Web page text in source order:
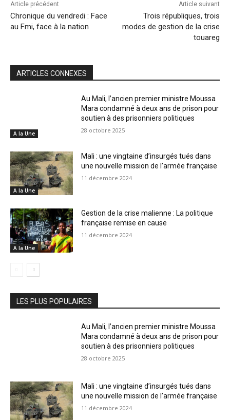
Article précédent
Chronique du vendredi : Face
au Fmi, face à la nation
Article suivant
Trois républiques, trois
modes de gestion de la crise
touareg
ARTICLES CONNEXES
A la Une
Au Mali, l’ancien premier ministre Moussa
Mara condamné à deux ans de prison pour
soutien à des prisonniers politiques
28 octobre 2025
A la Une
Mali : une vingtaine d’insurgés tués dans
une nouvelle mission de l’armée française
11 décembre 2024
A la Une
Gestion de la crise malienne : La politique
française remise en cause
11 décembre 2024
LES PLUS POPULAIRES
Au Mali, l’ancien premier ministre Moussa
Mara condamné à deux ans de prison pour
soutien à des prisonniers politiques
28 octobre 2025
Mali : une vingtaine d’insurgés tués dans
une nouvelle mission de l’armée française
11 décembre 2024